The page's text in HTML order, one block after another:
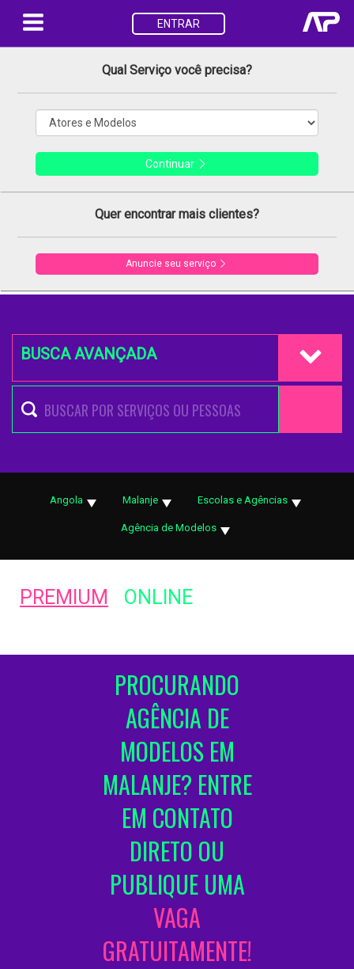
ENTRAR
Qual Serviço você precisa?
Continuar
Quer encontrar mais clientes?
Anuncie seu serviço
BUSCA AVANÇADA
Angola Malanje Escolas e Agências
Agência de Modelos
PREMIUM ONLINE
PROCURANDO
AGÊNCIA DE
MODELOS EM
MALANJE? ENTRE
EM CONTATO
DIRETO OU
PUBLIQUE UMA
VAGA
GRATUITAMENTE!